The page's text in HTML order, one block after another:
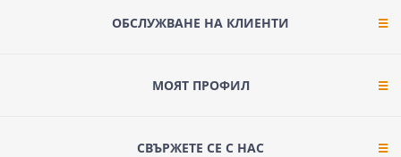
ОБСЛУЖВАНЕ НА КЛИЕНТИ
МОЯТ ПРОФИЛ
СВЪРЖЕТЕ СЕ С НАС